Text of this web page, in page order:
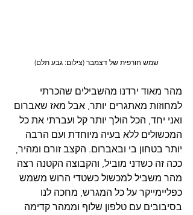
שמש חורפית של דצמבר (צילום: גבע תלם)
מהר מאוד ירדנו מהשבילים שהכרתי
למחוזות מאתגרים יותר, אבל מאז שאברום
ואני יחד, הכל הולך יותר קל ועברתי את כל
המכשולים ללא בעיה מיוחדת ועם הרבה
יותר בטחון בי ובאברום. הקצב זורם ומהיר,
ככה זה כשדני מוביל, והקבוצה הקטנה רצה
מהר משביל למכשול כשטדי הרוש משמש
כפליימייקר על כל המגרש, מחכה לנו
בסיבובים עם טלפון שלוף וממהר קדימה